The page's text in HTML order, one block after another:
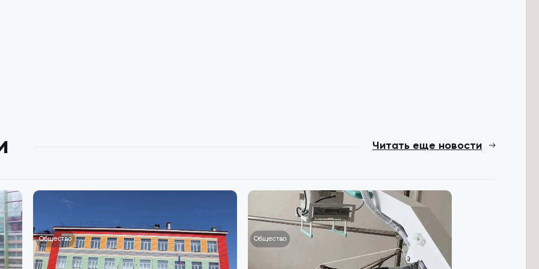
Читать еще новости
Общество Общество